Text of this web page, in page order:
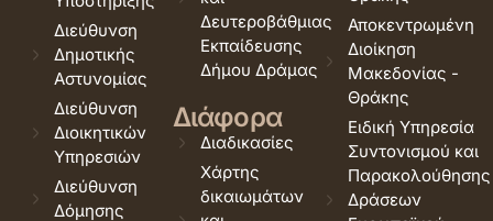
Διεύθυνση
Δημοτικής
Αστυνομίας
Διεύθυνση
Διοικητικών
Υπηρεσιών
Διεύθυνση
Δόμησης
Δευτεροβάθμιας
Εκπαίδευσης
Δήμου Δράμας
Διάφορα
Διαδικασίες
Χάρτης
δικαιωμάτων
Αποκεντρωμένη
Διοίκηση
Μακεδονίας -
Θράκης
Ειδική Υπηρεσία
Συντονισμού και
Παρακολούθησης
Δράσεων